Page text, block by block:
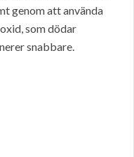
genom att använda
som dödar
snabbare.